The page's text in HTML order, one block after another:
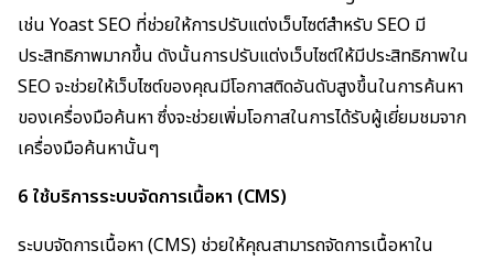
เช่น Yoast SEO ที่ช่วยให้การปรับแต่งเว็บไซต์สำหรับ SEO มี
ประสิทธิภาพมากขึ้น ดังนั้นการปรับแต่งเว็บไซต์ให้มีประสิทธิภาพใน
SEO จะช่วยให้เว็บไซต์ของคุณมีโอกาสติดอันดับสูงขึ้นในการค้นหา
ของเครื่องมือค้นหา ซึ่งจะช่วยเพิ่มโอกาสในการได้รับผู้เยี่ยมชมจาก
เครื่องมือค้นหานั้นๆ
6 ใช้บริการระบบจัดการเนื้อหา (CMS)
ระบบจัดการเนื้อหา (CMS) ช่วยให้คุณสามารถจัดการเนื้อหาใน